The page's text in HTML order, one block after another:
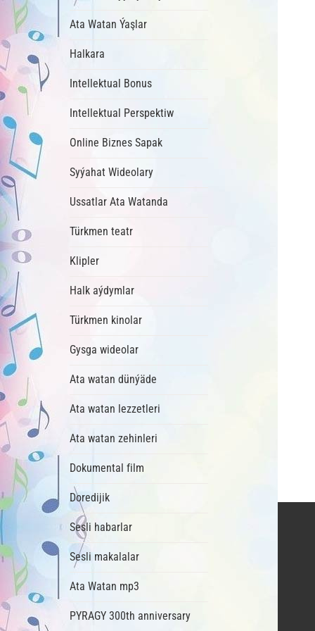
Ata Watan Ýaşlar
Halkara
Intellektual Bonus
Intellektual Perspektiw
Online Biznes Sapak
Syýahat Wideolary
Ussatlar Ata Watanda
Türkmen teatr
Klipler
Halk aýdymlar
Türkmen kinolar
Gysga wideolar
Ata watan dünýäde
Ata watan lezzetleri
Ata watan zehinleri
Dokumental film
Doredijik
Sesli habarlar
Sesli makalalar
Ata Watan mp3
PYRAGY 300th anniversary